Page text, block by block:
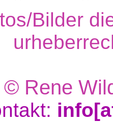
Bilder
© Rene